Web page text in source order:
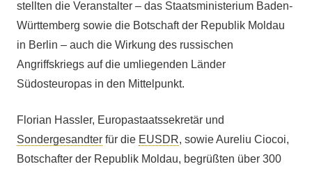
stellten die Veranstalter – das Staatsministerium Baden-
Württemberg sowie die Botschaft der Republik Moldau
in Berlin – auch die Wirkung des russischen
Angriffskriegs auf die umliegenden Länder
Südosteuropas in den Mittelpunkt.
Florian Hassler, Europastaatssekretär und
Sondergesandter für die EUSDR, sowie Aureliu Ciocoi,
Botschafter der Republik Moldau, begrüßten über 300